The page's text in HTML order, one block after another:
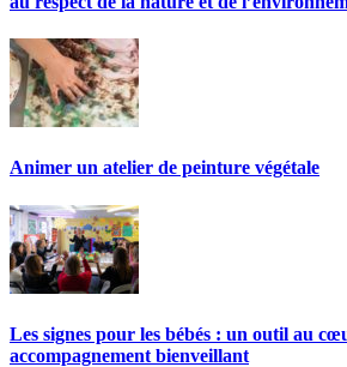
Animer un atelier de peinture végétale
Les signes pour les bébés : un outil au
accompagnement bienveillant